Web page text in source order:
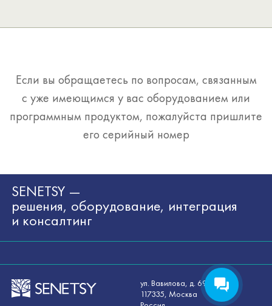
Если вы обращаетесь по вопросам, связанным
с уже имеющимся у вас оборудованием или
программным продуктом, пожалуйста пришлите
его серийный номер
SENETSY —
решения, оборудование, интеграция
и консалтинг
ул. Вавилова, д. 69/75
117335, Москва